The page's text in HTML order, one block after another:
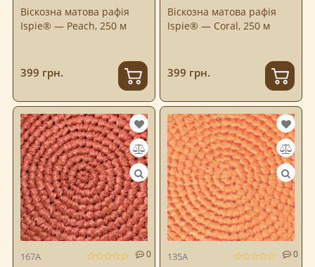
Віскозна матова рафія
Ispie® — Peach, 250 м
399 грн.
Віскозна матова рафія
Ispie® — Coral, 250 м
399 грн.
167A 0 135A 0